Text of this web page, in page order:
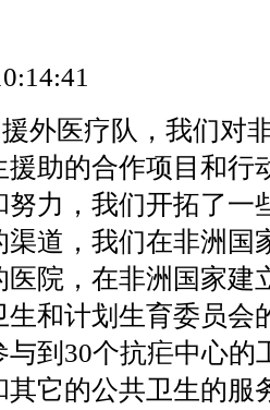
外医疗队，我们对
援助的合作项目和行
努力，我们开拓了一
道，我们在非洲国
院，在非洲国家建
生和计划生育委员会
与到30个抗疟中心的
其它的公共卫生的服